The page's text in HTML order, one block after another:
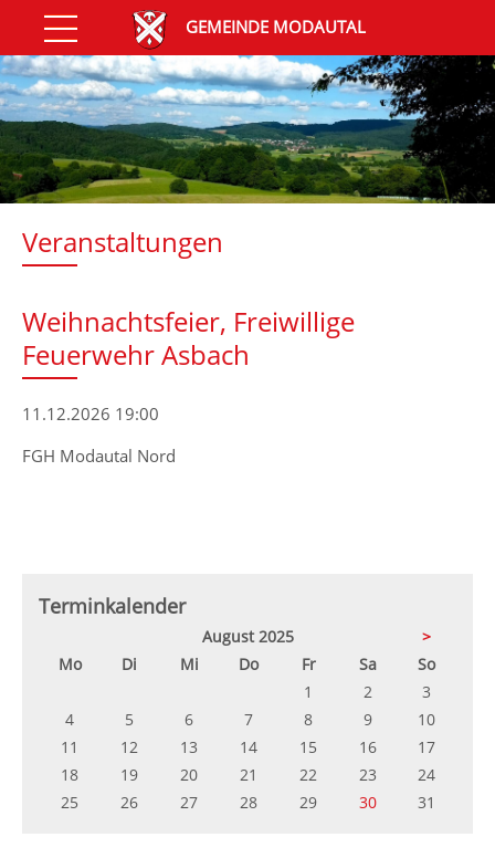
GEMEINDE MODAUTAL
Veranstaltungen
Weihnachtsfeier, Freiwillige
Feuerwehr Asbach
11.12.2026 19:00
FGH Modautal Nord
Terminkalender
August 2025
>
Montag Di enstagMittwochDonnerstag
Freitag SamstagSonntag
1
2
3
4
5 6 7 8 9
10
11
12 13 14 15 16
17
18
19 20 21 22 23
24
25
26 27 28 29 30 31